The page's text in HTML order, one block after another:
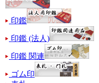
印鑑
印鑑 (法人)
印鑑 関連
ゴム印